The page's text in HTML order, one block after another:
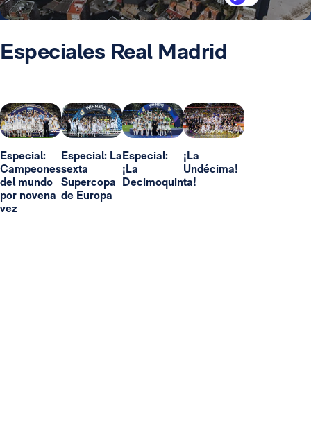
Especiales Real Madrid
Especial:
Campeones
del mundo
por novena
vez
Especial: La
sexta
Supercopa
de Europa
Especial:
¡La
Decimoquinta!
¡La
Undécima!